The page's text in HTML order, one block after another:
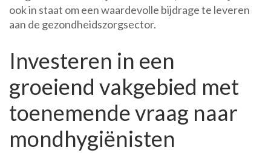
ook in staat om een waardevolle bijdrage te leveren
aan de gezondheidszorgsector.
Investeren in een
groeiend vakgebied met
toenemende vraag naar
mondhygiënisten